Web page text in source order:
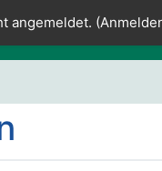
angemeldet. (